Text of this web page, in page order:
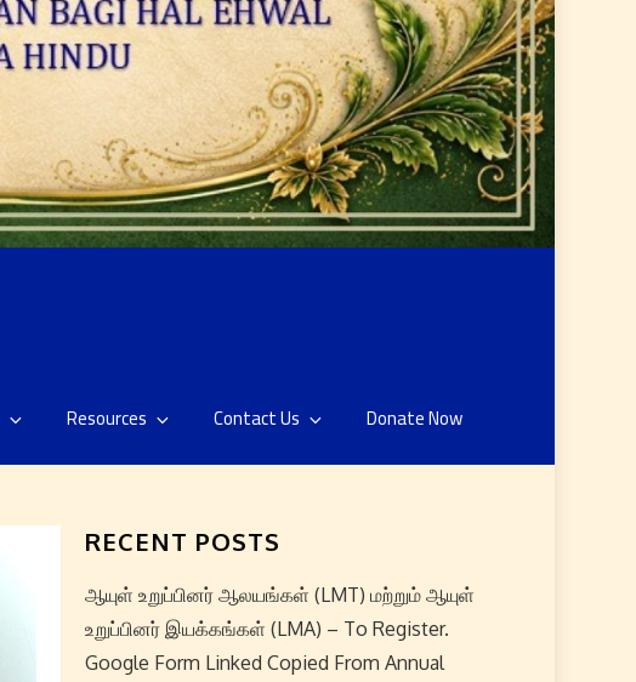
Resources Contact Us Donate Now
RECENT POSTS
ஆயுள் உறுப்பினர் ஆலயங்கள் (LMT) மற்றும் ஆயுள்
உறுப்பினர் இயக்கங்கள் (LMA) – To Register.
Google Form Linked Copied From Annual